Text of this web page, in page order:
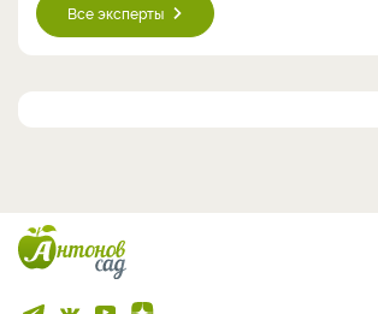
Все эксперты